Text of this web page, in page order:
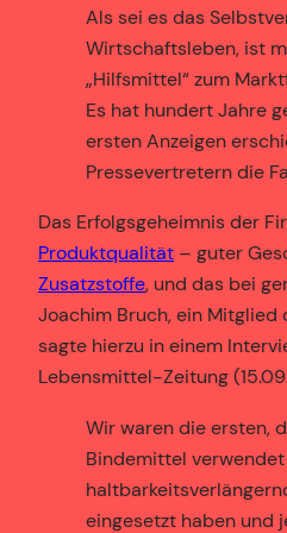
Als sei es das
Wirtschaftsleben, ist
„Hilfsmittel“ zum
Es hat hundert Jahre
ersten Anzeigen
Pressevertretern die
Das Erfolgsgeheimnis der
Produktqualität – guter
Zusatzstoffe, und das bei
Joachim Bruch, ein Mitglied
sagte hierzu in einem
Lebensmittel-Zeitung
Wir waren die ersten,
Bindemittel verwendet
eingesetzt haben und